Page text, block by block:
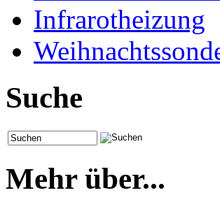
Infrarotheizung
Suche
Mehr über...